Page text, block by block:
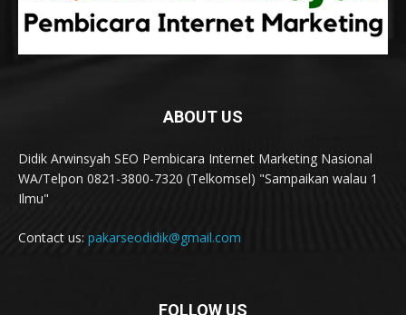
ABOUT US
Didik Arwinsyah SEO Pembicara Internet Marketing Nasional
WA/Telpon 0821-3800-7320 (Telkomsel) "Sampaikan walau 1
Ilmu"
Contact us: pakarseodidik@gmail.com
FOLLOW US